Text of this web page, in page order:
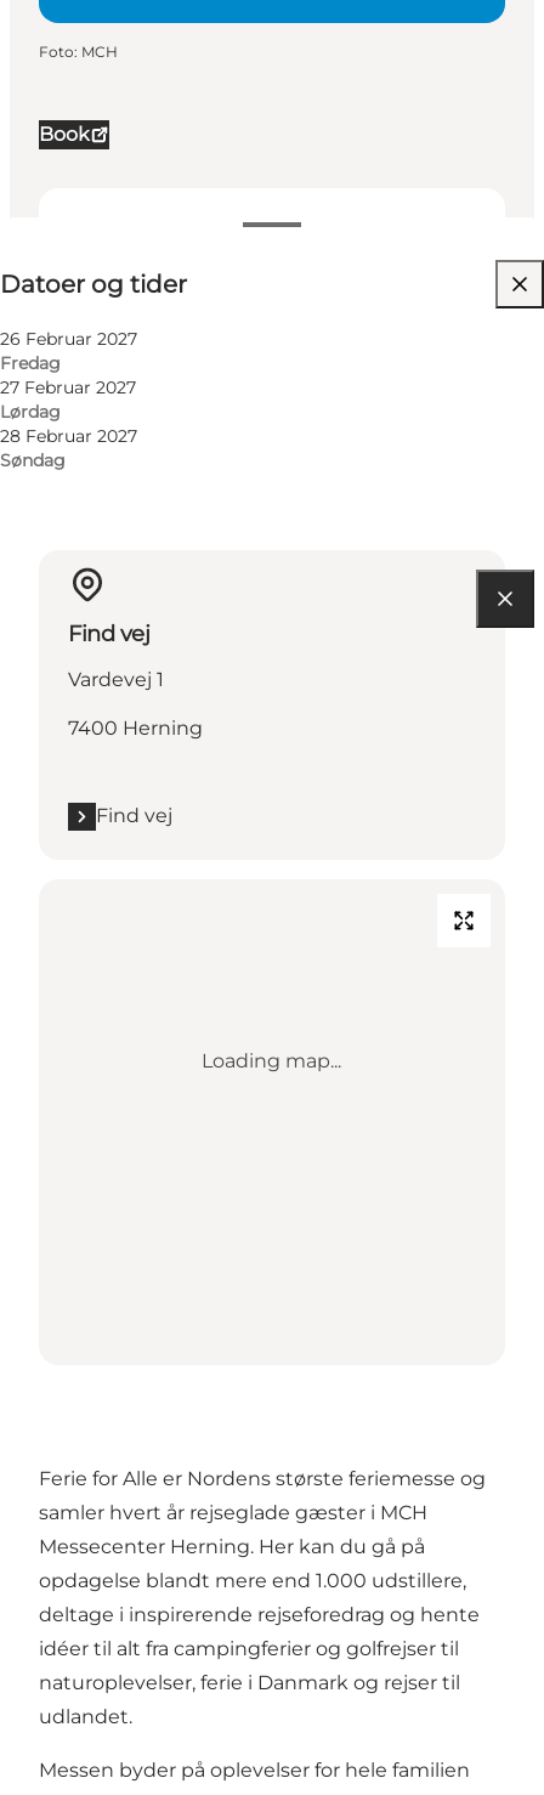
Book
Datoer og tider
26 Februar 2027
Fredag
27 Februar 2027
Lørdag
28 Februar 2027
Søndag
Besøg hjemmeside
Min virksomhed, Mig selv, Min partner, Venner,
Foto: MCH
Find vej
Vardevej 1
7400 Herning
Find vej
Loading map...
Ferie for Alle er Nordens største feriemesse og
samler hvert år rejseglade gæster i MCH
Messecenter Herning. Her kan du gå på
opdagelse blandt mere end 1.000 udstillere,
deltage i inspirerende rejseforedrag og hente
idéer til alt fra campingferier og golfrejser til
naturoplevelser, ferie i Danmark og rejser til
udlandet.
Messen byder på oplevelser for hele familien